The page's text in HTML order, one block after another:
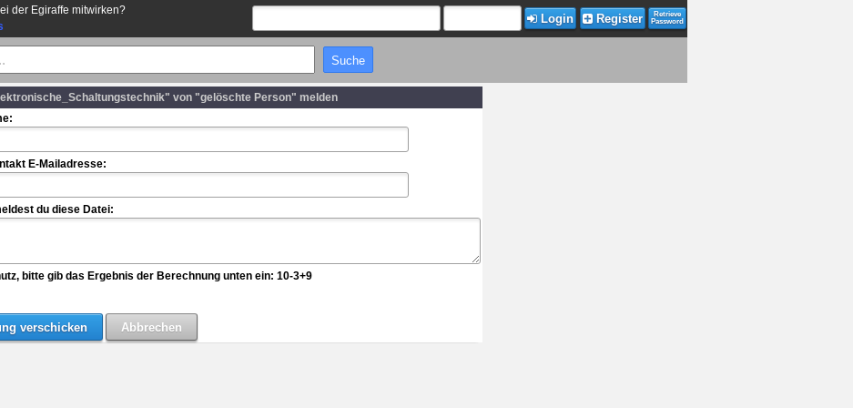
der Egiraffe mitwirken?
Login Register
Retrieve
Password
von "gelöschte Person" melden
E-Mailadresse:
du diese Datei:
bitte gib das Ergebnis der Berechnung unten ein: 10-3+9